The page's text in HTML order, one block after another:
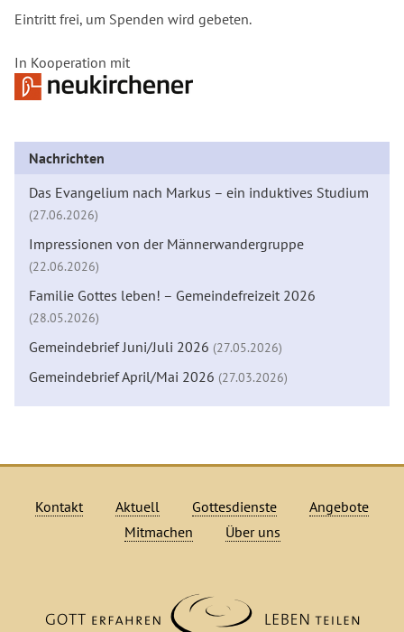
Eintritt frei, um Spenden wird gebeten.
In Kooperation mit
Nachrichten
Das Evangelium nach Markus – ein induktives Studium
(27.06.2026)
Impressionen von der Männerwandergruppe
(22.06.2026)
Familie Gottes leben! – Gemeindefreizeit 2026
(28.05.2026)
Gemeindebrief Juni/Juli 2026 (27.05.2026)
Gemeindebrief April/Mai 2026 (27.03.2026)
Kontakt Aktuell Gottesdienste
Angebote
Mitmachen
Über uns